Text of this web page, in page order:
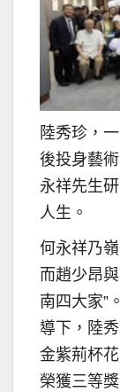
陸秀珍，
後投身藝
永祥先生
人生。
何永祥乃
而趙少昂
南四大家”
導下，陸
金紫荊杯
榮獲三等